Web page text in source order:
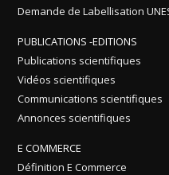
Demande de Labellisation
PUBLICATIONS -EDITIONS
Publications scientifiques
Vidéos scientifiques
Communications scientifiques
Annonces scientifiques
E COMMERCE
Définition E Commerce